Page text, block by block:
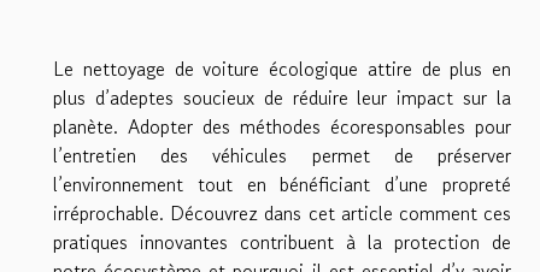
Le nettoyage de voiture écologique attire de plus en
plus d’adeptes soucieux de réduire leur impact sur la
planète. Adopter des méthodes écoresponsables pour
l’entretien des véhicules permet de préserver
l’environnement tout en bénéficiant d’une propreté
irréprochable. Découvrez dans cet article comment ces
pratiques innovantes contribuent à la protection de